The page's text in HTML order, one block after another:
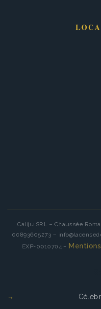
Caliju SRL – Chaussée
00893605273 –
EXP-0010704 –